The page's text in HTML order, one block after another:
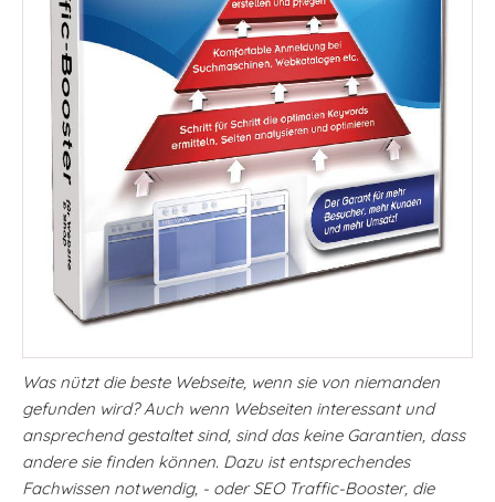
Was nützt die beste Webseite, wenn sie von niemanden
gefunden wird? Auch wenn Webseiten interessant und
ansprechend gestaltet sind, sind das keine Garantien, dass
andere sie finden können. Dazu ist entsprechendes
Fachwissen notwendig, - oder SEO Traffic-Booster, die